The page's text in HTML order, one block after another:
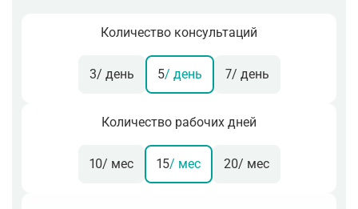
Количество консультаций
3/ день 5/ день 7/ день
Количество рабочих дней
10/ мес 15/ мес 20/ мес